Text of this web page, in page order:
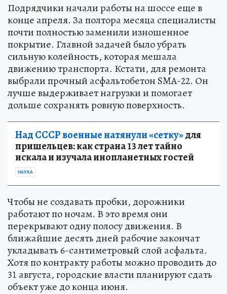
Подрядчики начали работы на шоссе еще в
конце апреля. За полтора месяца специалисты
почти полностью заменили изношенное
покрытие. Главной задачей было убрать
сильную колейность, которая мешала
движению транспорта. Кстати, для ремонта
выбрали прочный асфальтобетон SMA-22. Он
лучше выдерживает нагрузки и помогает
дольше сохранять ровную поверхность.
Над СССР военные натянули «сетку»для
пришельцев: как страна 13 лет тайно
искала и изучала инопланетных гостей
НАУКА
Чтобы не создавать пробки, дорожники
работают по ночам. В это время они
перекрывают одну полосу движения. В
ближайшие десять дней рабочие закончат
укладывать 6-сантиметровый слой асфальта.
Хотя по контракту работы можно проводить до
31 августа, городские власти планируют сдать
объект уже до конца июня.